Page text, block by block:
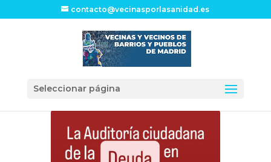
contacto@vecinasporlasanidad.es
Seleccionar página